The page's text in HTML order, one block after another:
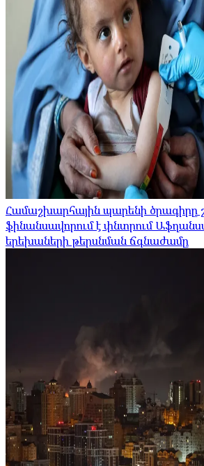
Համաշխարհային պարենի
ֆինանսավորում է փնտրում
երեխաների թերսնման ճգնաժամը